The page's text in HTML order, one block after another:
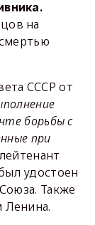
на
СССР от
борьбы с
при
удостоен
Также
Ленина.